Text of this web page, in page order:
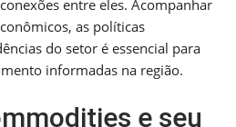
entre eles. Acompanhar
as políticas
do setor é essencial para
informadas na região.
e seu